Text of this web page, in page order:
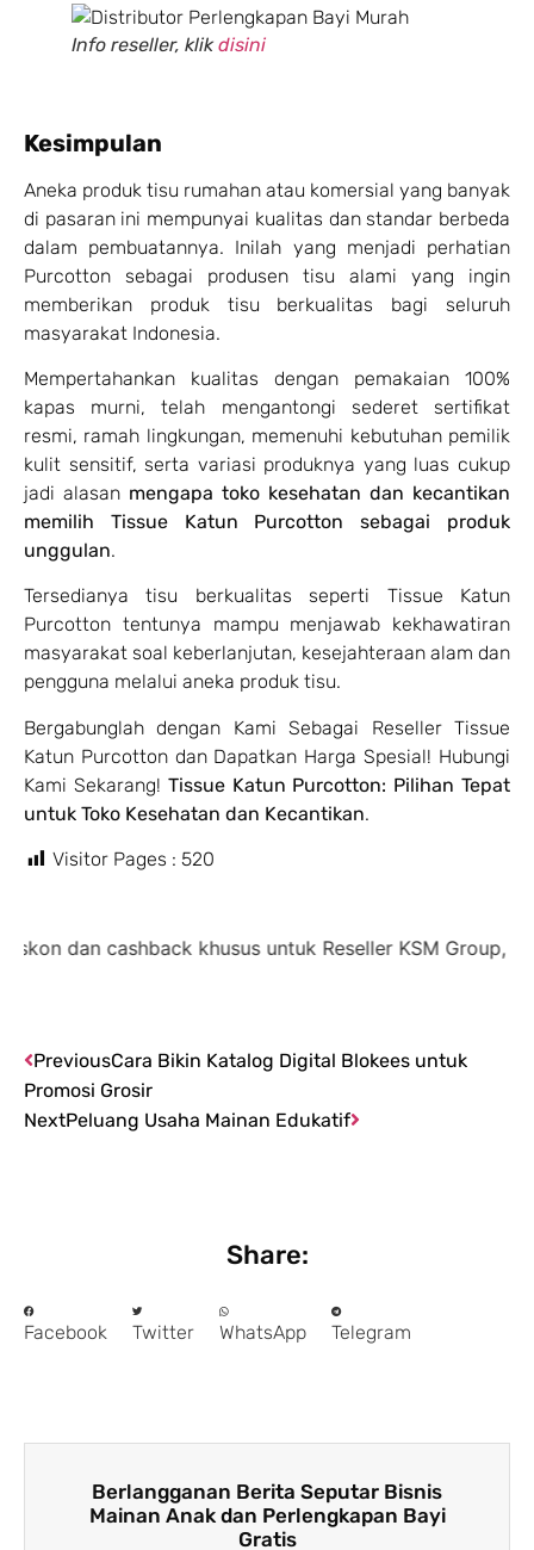
Info reseller, klik disini
Kesimpulan
Aneka produk tisu rumahan atau komersial yang banyak
di pasaran ini mempunyai kualitas dan standar berbeda
dalam pembuatannya. Inilah yang menjadi perhatian
Purcotton sebagai produsen tisu alami yang ingin
memberikan produk tisu berkualitas bagi seluruh
masyarakat Indonesia.
Mempertahankan kualitas dengan pemakaian 100%
kapas murni, telah mengantongi sederet sertifikat
resmi, ramah lingkungan, memenuhi kebutuhan pemilik
kulit sensitif, serta variasi produknya yang luas cukup
jadi alasan mengapa toko kesehatan dan kecantikan
memilih Tissue Katun Purcotton sebagai produk
unggulan.
Tersedianya tisu berkualitas seperti Tissue Katun
Purcotton tentunya mampu menjawab kekhawatiran
masyarakat soal keberlanjutan, kesejahteraan alam dan
pengguna melalui aneka produk tisu.
Bergabunglah dengan Kami Sebagai Reseller Tissue
Katun Purcotton dan Dapatkan Harga Spesial! Hubungi
Kami Sekarang! Tissue Katun Purcotton: Pilihan Tepat
untuk Toko Kesehatan dan Kecantikan.
Visitor Pages : 520
cashback khusus untuk Reseller KSM Group, diskon
PreviousCara Bikin Katalog Digital Blokees untuk
Promosi Grosir
NextPeluang Usaha Mainan Edukatif
Share:
Facebook Twitter WhatsApp Telegram
Berlangganan Berita Seputar Bisnis
Mainan Anak dan Perlengkapan Bayi
Gratis